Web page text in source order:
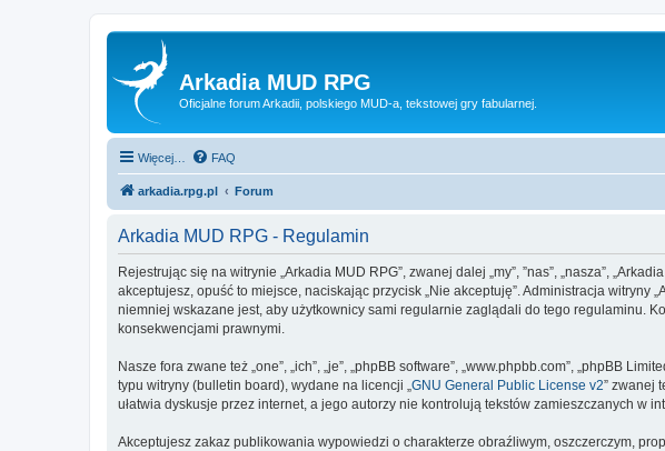
Arkadia MUD RPG
Oficjalne forum Arkadii, polskiego MUD-a, tekstowej gry fabularnej.
Więcej… FAQ
arkadia.rpg.pl Forum
Arkadia MUD RPG - Regulamin
Rejestrując się na witrynie „Arkadia MUD RPG”, zwanej dalej „my”, ”nas”, „nasza”,
akceptujesz, opuść to miejsce, naciskając przycisk „Nie akceptuję”. Administracja
niemniej wskazane jest, aby użytkownicy sami regularnie zaglądali do tego regulaminu.
konsekwencjami prawnymi.
Nasze fora zwane też „one”, „ich”, „je”, „phpBB software”, „www.phpbb.com”, „phpBB
typu witryny (bulletin board), wydane na licencji „GNU General Public License v2” zwanej
ułatwia dyskusje przez internet, a jego autorzy nie kontrolują tekstów zamieszczanych w
Akceptujesz zakaz publikowania wypowiedzi o charakterze obraźliwym, oszczerczym,